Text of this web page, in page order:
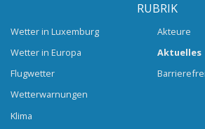
RUBRIK
Wetter in Luxemburg
Wetter in Europa
Flugwetter
Wetterwarnungen
Klima
Akteure
Aktuelles